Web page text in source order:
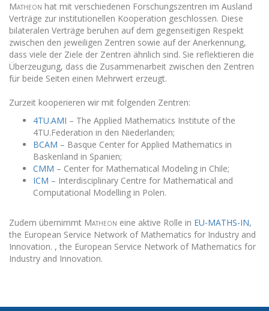
Matheon hat mit verschiedenen Forschungszentren im Ausland
Verträge zur institutionellen Kooperation geschlossen. Diese
bilateralen Verträge beruhen auf dem gegenseitigen Respekt
zwischen den jeweiligen Zentren sowie auf der Anerkennung,
dass viele der Ziele der Zentren ähnlich sind. Sie reflektieren die
Überzeugung, dass die Zusammenarbeit zwischen den Zentren
für beide Seiten einen Mehrwert erzeugt.
Zurzeit kooperieren wir mit folgenden Zentren:
4TU.AMI – The Applied Mathematics Institute of the
4TU.Federation in den Niederlanden;
BCAM – Basque Center for Applied Mathematics in
Baskenland in Spanien;
CMM – Center for Mathematical Modeling in Chile;
ICM – Interdisciplinary Centre for Mathematical and
Computational Modelling in Polen.
Zudem übernimmt Matheon eine aktive Rolle in EU-MATHS-IN,
the European Service Network of Mathematics for Industry and
Innovation. , the European Service Network of Mathematics for
Industry and Innovation.